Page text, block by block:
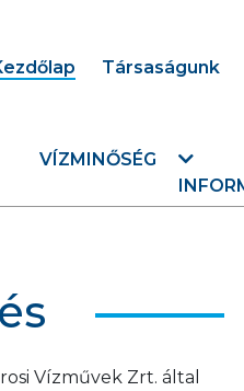
Társaságunk
VÍZMINŐSÉG
Vízművek Zrt. által